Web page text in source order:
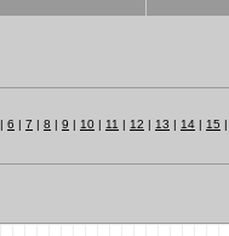
| 6 | 7 | 8 | 9 | 10 | 11 | 12 | 13 | 14 | 15